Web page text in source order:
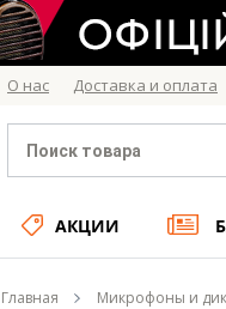
О нас Доставка и оплата
АКЦИИ
Главная Микрофоны и